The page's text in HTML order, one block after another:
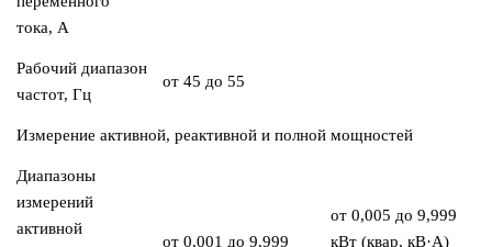
тока, А
Рабочий диапазон
частот, Гц
от 45 до 55
Измерение активной, реактивной и полной мощностей
Диапазоны
измерений
активной
от 0,001 до 9,999
от 0,005 до 9,999
кВт (квар, кВ·А)